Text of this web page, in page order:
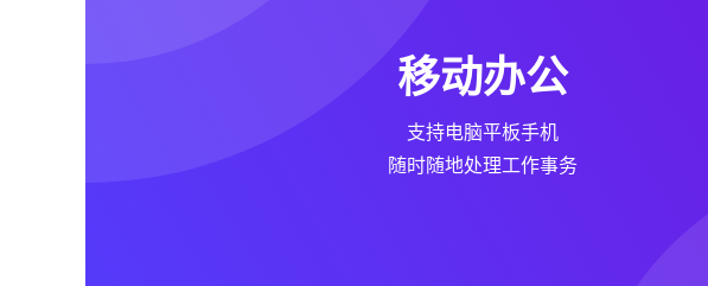
移动办公
支持电脑平板手机
随时随地处理工作事务